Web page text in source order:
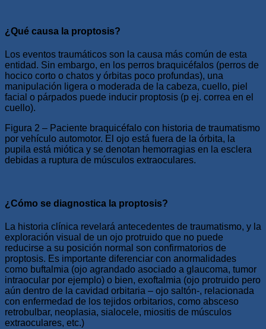
¿Qué causa la proptosis?
Los eventos traumáticos son la causa más común de esta
entidad. Sin embargo, en los perros braquicéfalos (perros de
hocico corto o chatos y órbitas poco profundas), una
manipulación ligera o moderada de la cabeza, cuello, piel
facial o párpados puede inducir proptosis (p ej. correa en el
cuello).
Figura 2 – Paciente braquicéfalo con historia de traumatismo
por vehículo automotor. El ojo está fuera de la órbita, la
pupila está miótica y se denotan hemorragias en la esclera
debidas a ruptura de músculos extraoculares.
¿Cómo se diagnostica la proptosis?
La historia clínica revelará antecedentes de traumatismo, y la
exploración visual de un ojo protruido que no puede
reducirse a su posición normal son confirmatorios de
proptosis. Es importante diferenciar con anormalidades
como buftalmia (ojo agrandado asociado a glaucoma, tumor
intraocular por ejemplo) o bien, exoftalmia (ojo protruido pero
aún dentro de la cavidad orbitaria – ojo saltón-, relacionada
con enfermedad de los tejidos orbitarios, como absceso
retrobulbar, neoplasia, sialocele, miositis de músculos
extraoculares, etc.)